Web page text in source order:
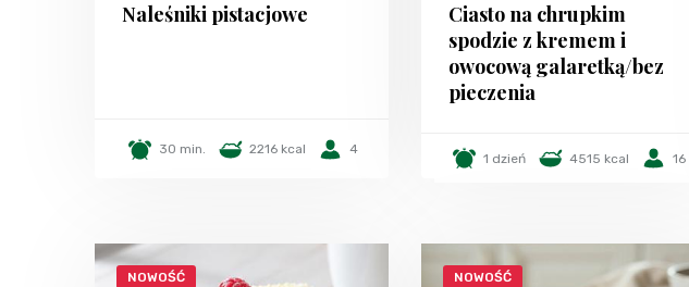
Naleśniki pistacjowe
30 min. 2216 kcal 4
Ciasto na chrupkim
spodzie z kremem i
owocową galaretką/bez
pieczenia
1 dzień 4515 kcal 16
NOWOŚĆ NOWOŚĆ